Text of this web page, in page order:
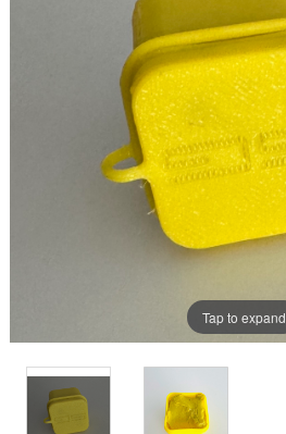
Tap to expand